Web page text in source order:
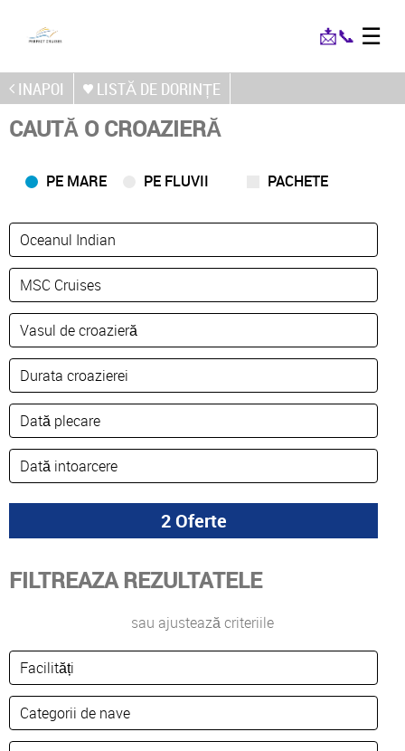
📩📞 ☰
INAPOI LISTĂ DE DORINȚE
CAUTĂ O CROAZIERĂ
PE MARE PE FLUVII PACHETE
FILTREAZA REZULTATELE
sau ajustează criteriile